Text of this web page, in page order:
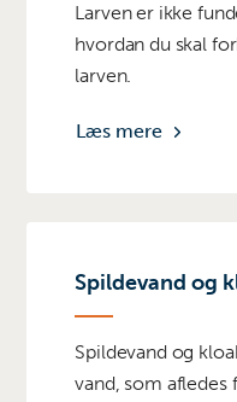
Larven er ikke
hvordan du skal
larven.
Læs mere
Spildevand og
Spildevand og
vand, som afledes